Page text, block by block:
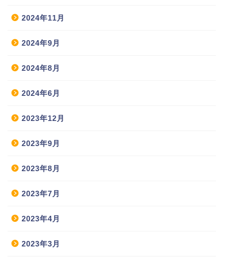
2024年11月
2024年9月
2024年8月
2024年6月
2023年12月
2023年9月
2023年8月
2023年7月
2023年4月
2023年3月